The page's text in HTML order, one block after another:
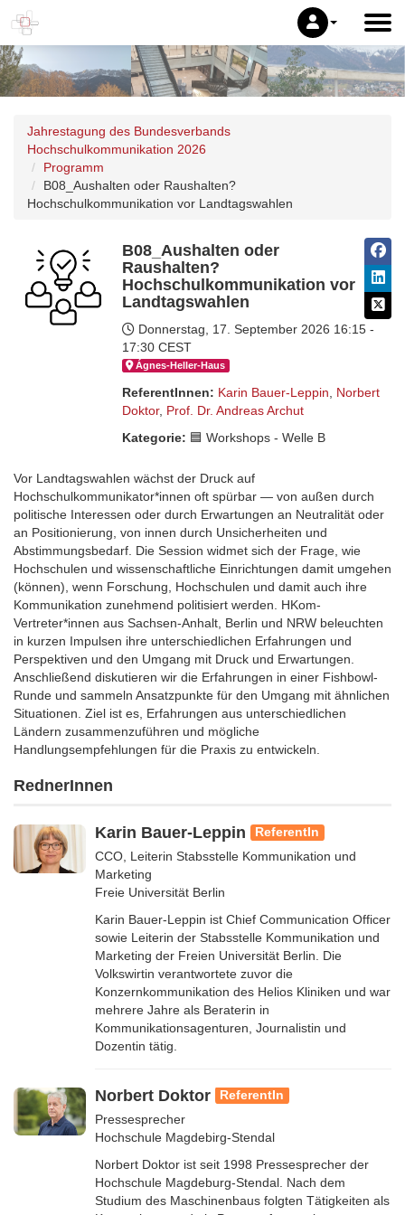
Jahrestagung des Bundesverbands
Hochschulkommunikation 2026
Programm
B08_Aushalten oder Raushalten?
Hochschulkommunikation vor Landtagswahlen
B08_Aushalten oder
Raushalten?
Hochschulkommunikation vor
Landtagswahlen
Donnerstag, 17. September 2026 16:15 -
17:30 CEST
Ágnes-Hel­ler-Haus
ReferentInnen: Karin Bauer-Leppin, Norbert
Doktor, Prof. Dr. Andreas Archut
Kategorie: 🟦 Workshops - Welle B
Vor Landtagswahlen wächst der Druck auf
Hochschulkommunikator*innen oft spürbar — von außen durch
politische Interessen oder durch Erwartungen an Neutralität oder
an Positionierung, von innen durch Unsicherheiten und
Abstimmungsbedarf. Die Session widmet sich der Frage, wie
Hochschulen und wissenschaftliche Einrichtungen damit umgehen
(können), wenn Forschung, Hochschulen und damit auch ihre
Kommunikation zunehmend politisiert werden. HKom-
Vertreter*innen aus Sachsen-Anhalt, Berlin und NRW beleuchten
in kurzen Impulsen ihre unterschiedlichen Erfahrungen und
Perspektiven und den Umgang mit Druck und Erwartungen.
Anschließend diskutieren wir die Erfahrungen in einer Fishbowl-
Runde und sammeln Ansatzpunkte für den Umgang mit ähnlichen
Situationen. Ziel ist es, Erfahrungen aus unterschiedlichen
Ländern zusammenzuführen und mögliche
Handlungsempfehlungen für die Praxis zu entwickeln.
RednerInnen
Karin Bauer-Leppin ReferentIn
CCO, Leiterin Stabsstelle Kommunikation und
Marketing
Freie Universität Berlin
Karin Bauer-Leppin ist Chief Communication Officer
sowie Leiterin der Stabsstelle Kommunikation und
Marketing der Freien Universität Berlin. Die
Volkswirtin verantwortete zuvor die
Konzernkommunikation des Helios Kliniken und war
mehrere Jahre als Beraterin in
Kommunikationsagenturen, Journalistin und
Dozentin tätig.
Norbert Doktor ReferentIn
Pressesprecher
Hochschule Magdebirg-Stendal
Norbert Doktor ist seit 1998 Pressesprecher der
Hochschule Magdeburg-Stendal. Nach dem
Studium des Maschinenbaus folgten Tätigkeiten als